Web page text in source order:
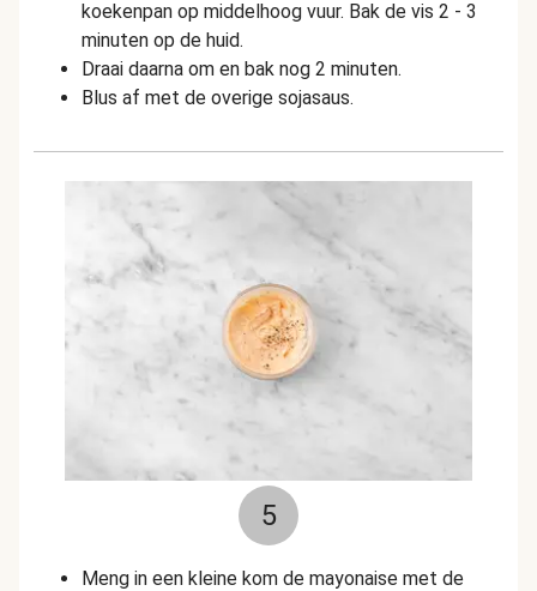
koekenpan op middelhoog vuur. Bak de vis 2 - 3
minuten op de huid.
Draai daarna om en bak nog 2 minuten.
Blus af met de overige sojasaus.
5
Meng in een kleine kom de mayonaise met de